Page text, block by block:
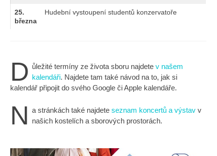
25.
března
Hudební vystoupení studentů konzervatoře
D ůležité termíny ze života sboru najdete v našem
kalendáři. Najdete tam také návod na to, jak si
kalendář připojit do svého Google či Apple kalendáře.
N a stránkách také najdete seznam koncertů a výstavv
našich kostelích a sborových prostorách.